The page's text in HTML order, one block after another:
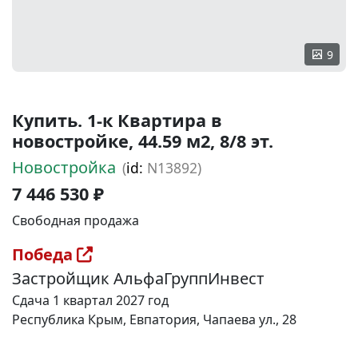
9
Купить. 1-к Квартира в
новостройке, 44.59 м2, 8/8 эт.
Новостройка (id: N13892)
7 446 530 ₽
Свободная продажа
Победа
Застройщик АльфаГруппИнвест
Сдача 1 квартал 2027 год
Республика Крым, Евпатория, Чапаева ул., 28